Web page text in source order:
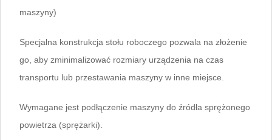
maszyny)
Specjalna konstrukcja stołu roboczego pozwala na złożenie
go, aby zminimalizować rozmiary urządzenia na czas
transportu lub przestawania maszyny w inne miejsce.
Wymagane jest podłączenie maszyny do źródła sprężonego
powietrza (sprężarki).